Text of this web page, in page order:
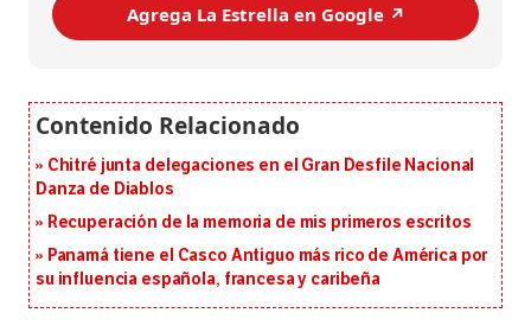
Agrega La Estrella en Google ↗️
Chitré junta delegaciones en el Gran Desfile Nacional
Danza de Diablos
Recuperación de la memoria de mis primeros escritos
Panamá tiene el Casco Antiguo más rico de América por
su influencia española, francesa y caribeña